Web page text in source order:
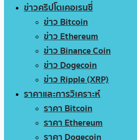
ข่าวคริปโตเคอเรนซี่
ข่าว Bitcoin
ข่าว Ethereum
ข่าว Binance Coin
ข่าว Dogecoin
ข่าว Ripple (XRP)
ราคาและการวิเคราะห์
ราคา Bitcoin
ราคา Ethereum